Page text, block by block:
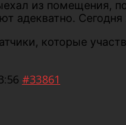
из помещения,
адекватно.
которые
#33861